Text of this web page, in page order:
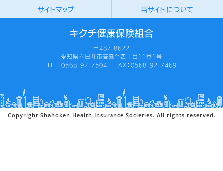
サイトマップ 当サイトについて
キクチ健康保険組合
〒487-8622
愛知県春日井市高森台四丁目11番1号
TEL：0568-92-7504 FAX：0568-92-7469
Copyright Shahoken Health Insurance Societies. All rights reserved.